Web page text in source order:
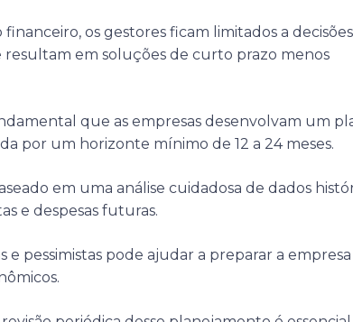
os gestores ficam limitados a decisões
em soluções de curto prazo menos
que as empresas desenvolvam um
por um horizonte mínimo de 12 a 24 meses.
em uma análise cuidadosa de dados
e despesas futuras.
e pessimistas pode ajudar a preparar a empresa